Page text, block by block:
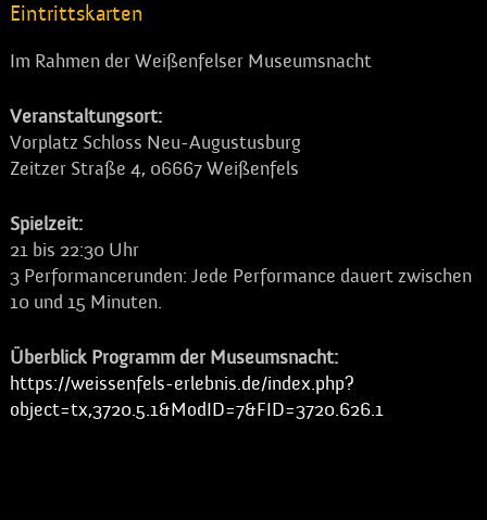
Eintrittskarten
Im Rahmen der Weißenfelser Museumsnacht
Veranstaltungsort:
Vorplatz Schloss Neu-Augustusburg
Zeitzer Straße 4, 06667 Weißenfels
Spielzeit:
21 bis 22:30 Uhr
3 Performancerunden: Jede Performance dauert zwischen
10 und 15 Minuten.
Überblick Programm der Museumsnacht:
https://weissenfels-erlebnis.de/index.php?
object=tx,3720.5.1&ModID=7&FID=3720.626.1